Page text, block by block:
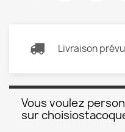
Livraison
Vous voulez
sur